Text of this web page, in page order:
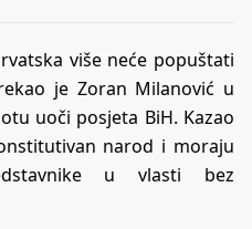
više neće popuštati
je Zoran Milanović u
uoči posjeta BiH. Kazao
narod i moraju
u vlasti bez